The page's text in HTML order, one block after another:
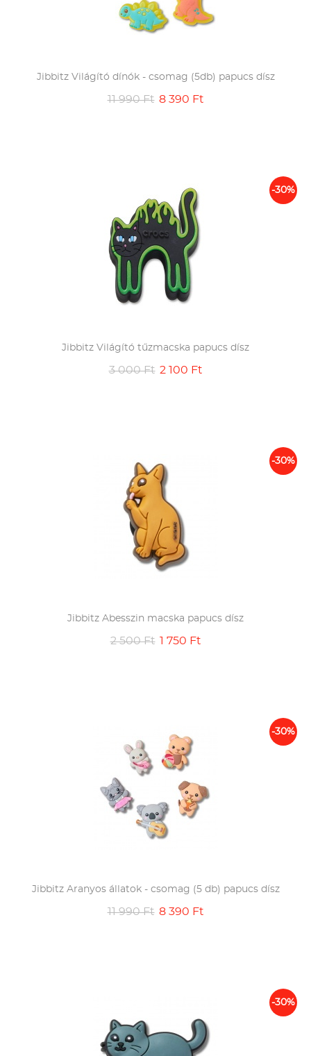
Jibbitz Világító dínók - csomag (5db) papucs dísz
11 990 Ft 8 390 Ft
-30%
Jibbitz Világító tűzmacska papucs dísz
3 000 Ft 2 100 Ft
-30%
Jibbitz Abesszin macska papucs dísz
2 500 Ft 1 750 Ft
-30%
Jibbitz Aranyos állatok - csomag (5 db) papucs dísz
11 990 Ft 8 390 Ft
-30%